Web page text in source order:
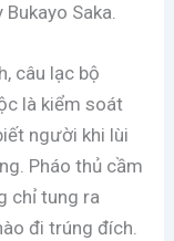
Saka.
câu lạc bộ
là kiểm soát
người khi lùi
Pháo thủ cầm
chỉ tung ra
đi trúng đích.